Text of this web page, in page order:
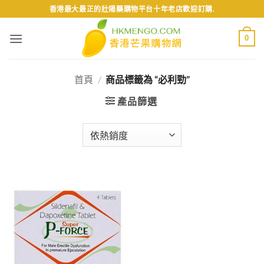
to
content
香港最大最正的壯陽藥購物平台十年老店歡迎訂購.
0
首頁 / 商品標籤為 “必利勁”
產品篩選